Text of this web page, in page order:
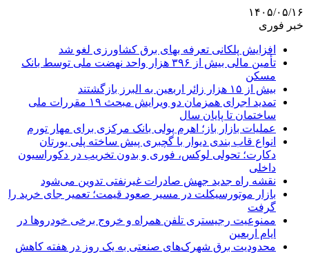
۱۴۰۵/۰۵/۱۶
خبر فوری
افزایش پلکانی تعرفه بهای برق کشاورزی لغو شد
تأمین مالی بیش از ۳۹۶ هزار واحد نهضت ملی توسط بانک
مسکن
بیش از ۱۵ هزار زائر اربعین به البرز بازگشتند
تمدید اجرای همزمان دو ویرایش مبحث ۱۹ مقررات ملی
ساختمان تا پایان سال
عملیات بازار باز؛ اهرم پولی بانک مرکزی برای مهار تورم
انواع قاب بندی دیوار با گچبری پیش ساخته پلی یورتان
دکارت؛ تحولی لوکس، فوری و بدون تخریب در دکوراسیون
داخلی
نقشه راه جدید جهش صادرات غیرنفتی تدوین می‌شود
بازار موتورسیکلت در مسیر صعود قیمت؛ تعمیر جای خرید را
گرفت
ممنوعیت رجیستری تلفن همراه و خروج برخی خودروها در
ایام اربعین
محدودیت برق شهرک‌های صنعتی به یک روز در هفته کاهش